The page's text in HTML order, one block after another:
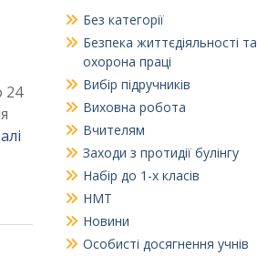
24
Без категорії
Безпека життєдіяльності та
охорона праці
Вибір підручників
Виховна робота
Вчителям
Заходи з протидії булінгу
Набір до 1-х класів
НМТ
Новини
Особисті досягнення учнів